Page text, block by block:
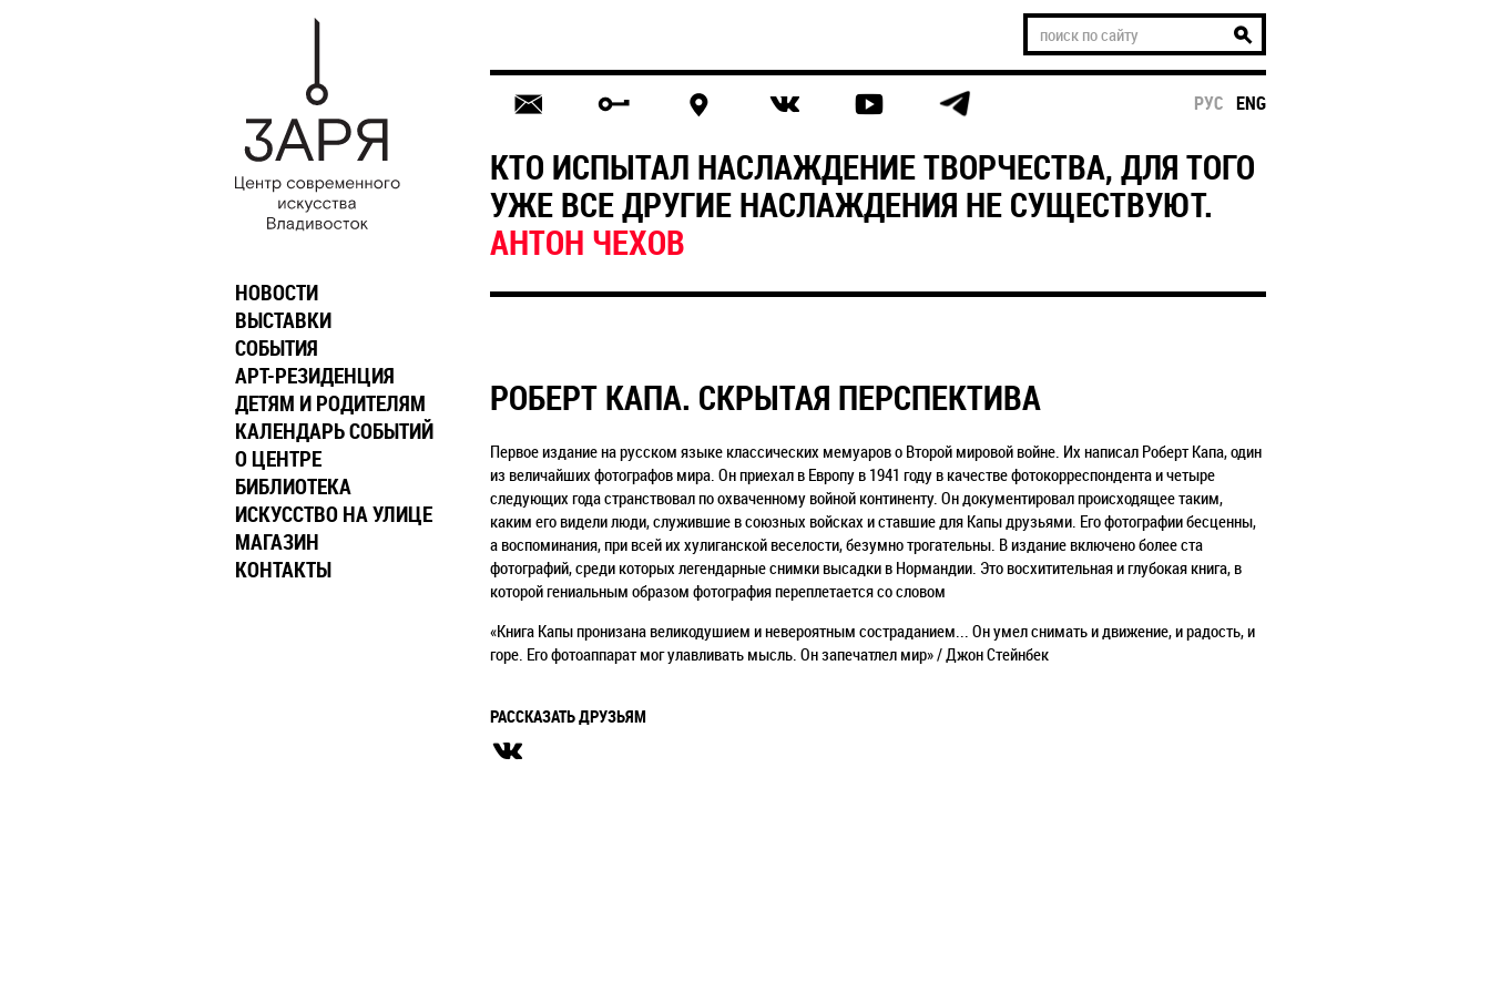
РУС ENG
КТО ИСПЫТАЛ НАСЛАЖДЕНИЕ ТВОРЧЕСТВА, ДЛЯ ТОГО
УЖЕ ВСЕ ДРУГИЕ НАСЛАЖДЕНИЯ НЕ СУЩЕСТВУЮТ.
АНТОН ЧЕХОВ
РОБЕРТ КАПА. СКРЫТАЯ ПЕРСПЕКТИВА
Первое издание на русском языке классических мемуаров о Второй мировой войне. Их написал Роберт Капа, один
из величайших фотографов мира. Он приехал в Европу в 1941 году в качестве фотокорреспондента и четыре
следующих года странствовал по охваченному войной континенту. Он документировал происходящее таким,
каким его видели люди, служившие в союзных войсках и ставшие для Капы друзьями. Его фотографии бесценны,
а воспоминания, при всей их хулиганской веселости, безумно трогательны. В издание включено более ста
фотографий, среди которых легендарные снимки высадки в Нормандии. Это восхитительная и глубокая книга, в
которой гениальным образом фотография переплетается со словом
«Книга Капы пронизана великодушием и невероятным состраданием... Он умел снимать и движение, и радость, и
горе. Его фотоаппарат мог улавливать мысль. Он запечатлел мир» / Джон Стейнбек
РАССКАЗАТЬ ДРУЗЬЯМ
НОВОСТИ
ВЫСТАВКИ
СОБЫТИЯ
АРТ-РЕЗИДЕНЦИЯ
ДЕТЯМ И РОДИТЕЛЯМ
КАЛЕНДАРЬ СОБЫТИЙ
О ЦЕНТРЕ
БИБЛИОТЕКА
ИСКУССТВО НА УЛИЦЕ
МАГАЗИН
КОНТАКТЫ